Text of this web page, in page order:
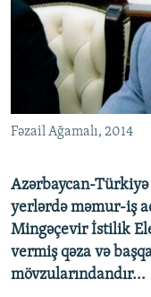
İNFOQRAFIKA
KARIKATURA
AZƏRBAYCAN
İSLAM VƏ DEMOKRATIYA
İZ - MƏDƏNIYYƏT
MISSIYAMIZ
PEŞƏ ETIKASI VƏ
MATERIALLARIMIZDAN
AZADLIQRADIOSU
BIZIMLƏ ƏLAQƏ
BIZI IZLƏ
RFE/RL-in bütün
Fəzail Ağamalı, 2014
Azərbaycan-Türkiyə
yerlərdə məmur-iş
Mingəçevir İstilik
vermiş qəza və
mövzularındandır...